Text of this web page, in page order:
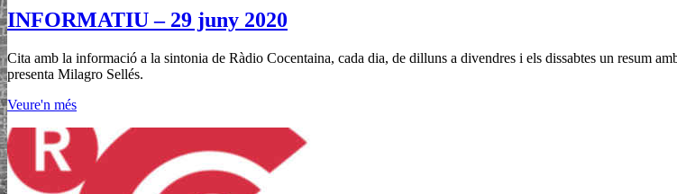
INFORMATIU – 29 juny 2020
Cita amb la informació a la sintonia de Ràdio Cocentaina, cada dia, de dilluns a divendres i els dissabtes un resum
presenta Milagro Sellés.
Veure'n més